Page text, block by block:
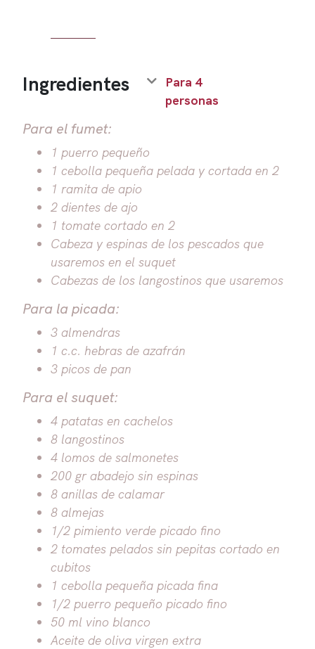
Ingredientes
Para 4
personas
Para el fumet:
1 puerro pequeño
1 cebolla pequeña pelada y cortada en 2
1 ramita de apio
2 dientes de ajo
1 tomate cortado en 2
Cabeza y espinas de los pescados que
usaremos en el suquet
Cabezas de los langostinos que usaremos
Para la picada:
3 almendras
1 c.c. hebras de azafrán
3 picos de pan
Para el suquet:
4 patatas en cachelos
8 langostinos
4 lomos de salmonetes
200 gr abadejo sin espinas
8 anillas de calamar
8 almejas
1/2 pimiento verde picado fino
2 tomates pelados sin pepitas cortado en
cubitos
1 cebolla pequeña picada fina
1/2 puerro pequeño picado fino
50 ml vino blanco
Aceite de oliva virgen extra